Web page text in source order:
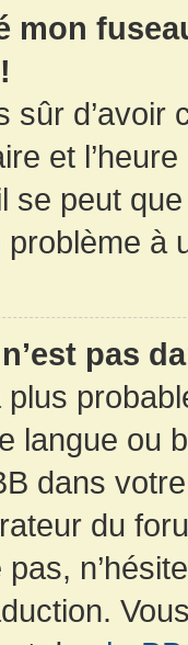
mon
sûr d’avoir
et
se peut
à
pas
langue ou
dans
du
pas,